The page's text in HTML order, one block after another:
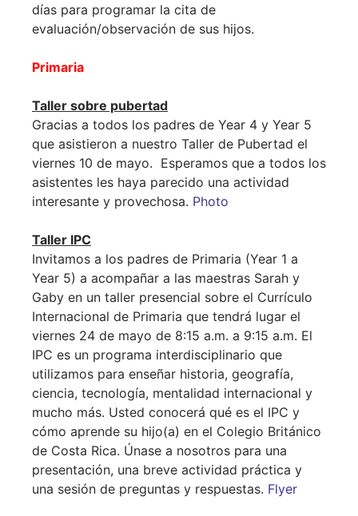
días para programar la cita de
evaluación/observación de sus hijos.
Primaria
Taller sobre pubertad
Gracias a todos los padres de Year 4 y Year 5
que asistieron a nuestro Taller de Pubertad el
viernes 10 de mayo. Esperamos que a todos los
asistentes les haya parecido una actividad
interesante y provechosa. Photo
Taller IPC
Invitamos a los padres de Primaria (Year 1 a
Year 5) a acompañar a las maestras Sarah y
Gaby en un taller presencial sobre el Currículo
Internacional de Primaria que tendrá lugar el
viernes 24 de mayo de 8:15 a.m. a 9:15 a.m. El
IPC es un programa interdisciplinario que
utilizamos para enseñar historia, geografía,
ciencia, tecnología, mentalidad internacional y
mucho más. Usted conocerá qué es el IPC y
cómo aprende su hijo(a) en el Colegio Británico
de Costa Rica. Únase a nosotros para una
presentación, una breve actividad práctica y
una sesión de preguntas y respuestas. Flyer